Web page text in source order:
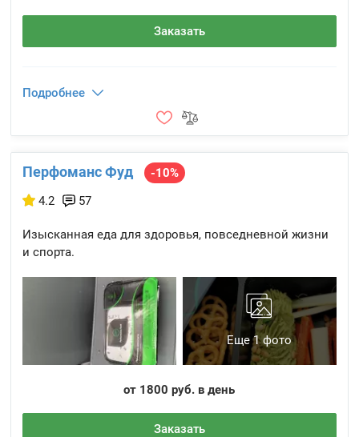
Заказать
Подробнее
Перфоманс Фуд
-10%
4.2
57
Изысканная еда для здоровья, повседневной жизни
и спорта.
Еще 1 фото
от 1800 руб. в день
Заказать